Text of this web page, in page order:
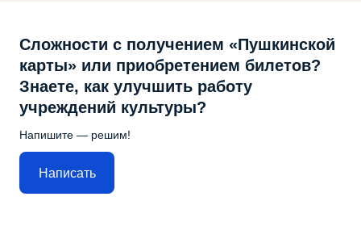
Сложности с получением «Пушкинской
карты» или приобретением билетов?
Знаете, как улучшить работу
учреждений культуры?
Напишите — решим!
Написать